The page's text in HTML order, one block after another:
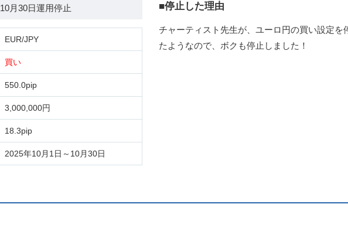
10月30日運用停止
EUR/JPY
買い
550.0pip
3,000,000円
18.3pip
2025年10月1日～10月30日
■停止した理由
チャーティスト先生が、ユーロ円の買い設定を
たようなので、ボクも停止しました！